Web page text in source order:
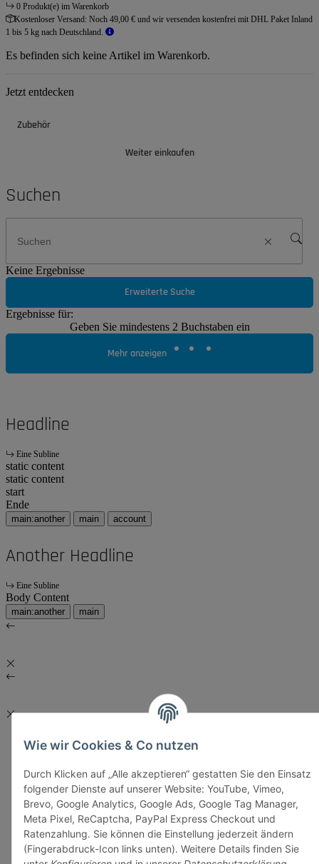
Wie wir Cookies & Co nutzen
Durch Klicken auf „Alle akzeptieren“ gestatten Sie den Einsatz
folgender Dienste auf unserer Website: YouTube, Vimeo,
Brevo, Google Analytics, Google Ads, Google Tag Manager,
Meta Pixel, ReCaptcha, PayPal Express Checkout und
Ratenzahlung. Sie können die Einstellung jederzeit ändern
(Fingerabdruck-Icon links unten). Weitere Details finden Sie
0 Produkt(e) im Warenkorb
Kostenloser Versand: Noch 49,00 € und wir versenden kostenfrei mit DHL Paket Inland
1 bis 5 kg nach Deutschland.
Es befinden sich keine Artikel im Warenkorb.
Jetzt entdecken
Zubehör
Weiter einkaufen
Suchen
Keine Ergebnisse
Erweiterte Suche
Ergebnisse für:
Geben Sie mindestens 2 Buchstaben ein
Mehr anzeigen
Headline
Eine Subline
static content
static content
start
Ende
main:another main account
Another Headline
Eine Subline
Body Content
main:another main